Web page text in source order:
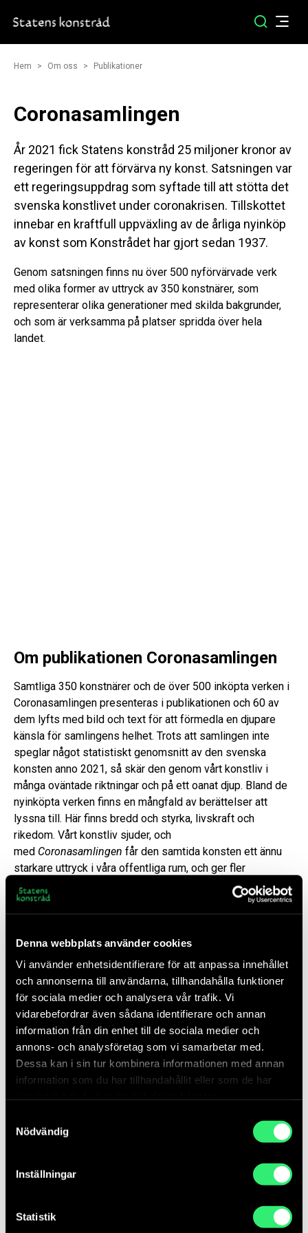
Denna webbplats använder cookies
Vi använder enhetsidentifierare för att anpassa innehållet
och annonserna till användarna, tillhandahålla funktioner
för sociala medier och analysera vår trafik. Vi
vidarebefordrar även sådana identifierare och annan
information från din enhet till de sociala medier och
annons- och analysföretag som vi samarbetar med.
Dessa kan i sin tur kombinera informationen med annan
information som du har tillhandahållit eller som de har
Nödvändig
Inställningar
Statistik
Hem Om oss Publikationer
Coronasamlingen
År 2021 fick Statens konstråd 25 miljoner kronor av
regeringen för att förvärva ny konst. Satsningen var
ett regeringsuppdrag som syftade till att stötta det
svenska konstlivet under coronakrisen. Tillskottet
innebar en kraftfull uppväxling av de årliga nyinköp
av konst som Konstrådet har gjort sedan 1937.
Genom satsningen finns nu över 500 nyförvärvade verk
med olika former av uttryck av 350 konstnärer, som
representerar olika generationer med skilda bakgrunder,
och som är verksamma på platser spridda över hela
landet.
Om publikationen Coronasamlingen
Samtliga 350 konstnärer och de över 500 inköpta verken i
Coronasamlingen presenteras i publikationen och 60 av
dem lyfts med bild och text för att förmedla en djupare
känsla för samlingens helhet. Trots att samlingen inte
speglar något statistiskt genomsnitt av den svenska
konsten anno 2021, så skär den genom vårt konstliv i
många oväntade riktningar och på ett oanat djup. Bland de
nyinköpta verken finns en mångfald av berättelser att
lyssna till. Här finns bredd och styrka, livskraft och
rikedom. Vårt konstliv sjuder, och
med Coronasamlingen får den samtida konsten ett ännu
starkare uttryck i våra offentliga rum, och ger fler
möjligheten att möta den i sin närmiljö.
­­­Boken är skriven på svenska av ett 20-tal namnkunniga
Ateljé Grotesk med Jennifer Bergkvist & Moa Sundkvist
och är rikt illustrerad med många fina färgfotografier av
verken. Den omfattar reflekterande texter kring offentliga
samlingar i stort, hur de är sammansatta och hur de möter
publiken på deras arbetsplatser till exempel. Den
innehåller intervjuer med konstnärerna samt olika
verkstolkningar. Boken knyter även an till de roller och
möjligheter som statens konstsamling har.
Skribenter
Förord: Patrick Amsellem. Inledning: Anders Olofsson.
Naderehvandi, Carolina Söderholm, David Väyrynen, Emma
Rafaela Stålbalk Klose, Carolina Söderholm, Ida Therén.